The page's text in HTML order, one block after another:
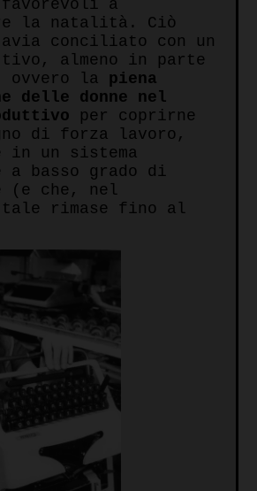
a
la natalità. Ciò
conciliato con un
almeno in parte
ovvero la piena
delle donne
nel
per coprirne
di forza lavoro,
in un sistema
basso grado di
(e che, nel
tale rimase fino al